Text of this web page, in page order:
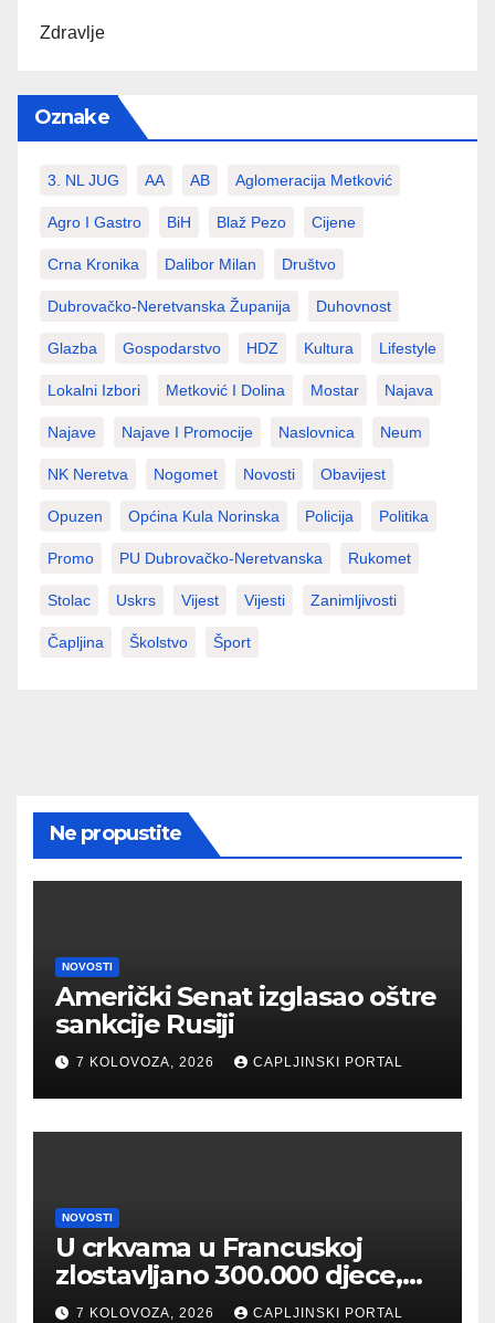
Zdravlje
Oznake
3. NL JUG AA AB Aglomeracija Metković
Agro I Gastro BiH Blaž Pezo Cijene
Crna Kronika Dalibor Milan Društvo
Dubrovačko-Neretvanska Županija Duhovnost
Glazba Gospodarstvo HDZ Kultura Lifestyle
Lokalni Izbori Metković I Dolina Mostar Najava
Najave Najave I Promocije Naslovnica Neum
NK Neretva Nogomet Novosti Obavijest
Opuzen Općina Kula Norinska Policija Politika
Promo PU Dubrovačko-Neretvanska Rukomet
Stolac Uskrs Vijest Vijesti Zanimljivosti
Čapljina Školstvo Šport
Ne propustite
NOVOSTI
Američki Senat izglasao oštre
sankcije Rusiji
7 KOLOVOZA, 2026 CAPLJINSKI PORTAL
NOVOSTI
U crkvama u Francuskoj
zlostavljano 300.000 djece,
Papa se sataje sa žrtvama
7 KOLOVOZA, 2026 CAPLJINSKI PORTAL